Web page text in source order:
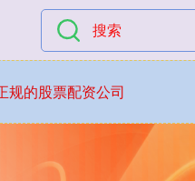
规的股票配资公司